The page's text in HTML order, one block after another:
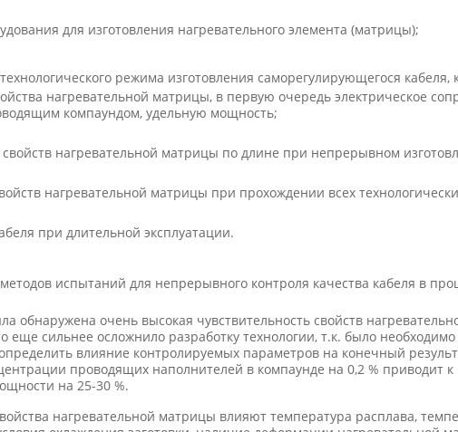
для изготовления нагревательного элемента (матрицы);
режима изготовления саморегулирующегося кабеля,
нагревательной матрицы, в первую очередь электрическое
компаундом, удельную мощность;
свойств нагревательной матрицы по длине при непрерывном
нагревательной матрицы при прохождении всех
при длительной эксплуатации.
испытаний для непрерывного контроля качества кабеля в
обнаружена очень высокая чувствительность свойств
еще сильнее осложнило разработку технологии, т.к. было
влияние контролируемых параметров на конечный
проводящих наполнителей в компаунде на 0,2 % приводит
на 25-30 %.
нагревательной матрицы влияют температура расплава,